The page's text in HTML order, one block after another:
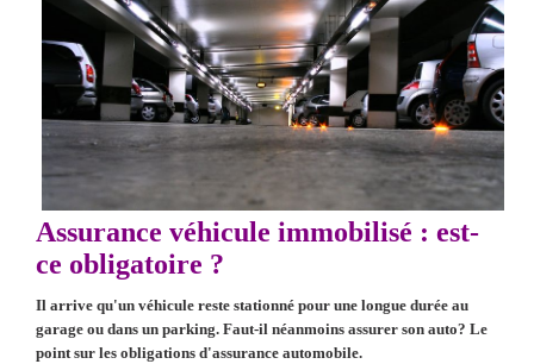
Assurance véhicule immobilisé : est-
ce obligatoire ?
Il arrive qu'un véhicule reste stationné pour une longue durée au
garage ou dans un parking. Faut-il néanmoins assurer son auto? Le
point sur les obligations d'assurance automobile.